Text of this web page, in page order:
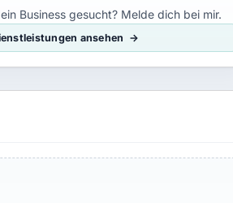
Business gesucht? Melde dich bei mir.
ansehen